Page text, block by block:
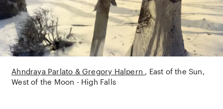
Ahndraya Parlato & Gregory Halpern
East of the Sun,
West of the Moon - High Falls